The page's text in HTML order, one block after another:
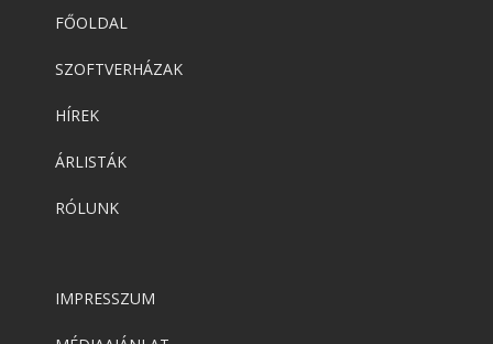
FŐOLDAL
SZOFTVERHÁZAK
HÍREK
ÁRLISTÁK
RÓLUNK
IMPRESSZUM